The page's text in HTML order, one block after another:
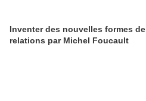
Inventer des nouvelles formes de
relations par Michel Foucault